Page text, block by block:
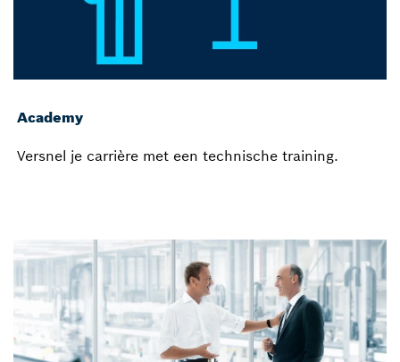
Academy
Versnel je carrière met een technische training.